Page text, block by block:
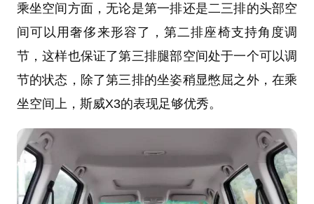
乘坐空间方面，无论是第一排还是二三排的头部空
间可以用奢侈来形容了，第二排座椅支持角度调
节，这样也保证了第三排腿部空间处于一个可以调
节的状态，除了第三排的坐姿稍显憋屈之外，在乘
坐空间上，斯威X3的表现足够优秀。